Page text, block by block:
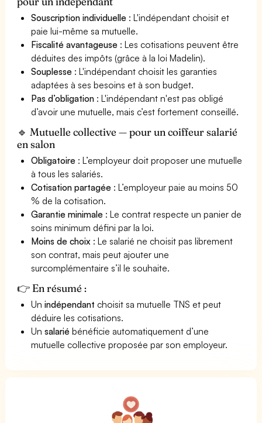
Souscription individuelle : L'indépendant choisit et
paie lui-même sa mutuelle.
Fiscalité avantageuse : Les cotisations peuvent être
déduites des impôts (grâce à la loi Madelin).
Souplesse : L'indépendant choisit les garanties
adaptées à ses besoins et à son budget.
Pas d’obligation : L'indépendant n'est pas obligé
d’avoir une mutuelle, mais c’est fortement conseillé.
🔹 Mutuelle collective — pour un coiffeur salarié
en salon
Obligatoire : L’employeur doit proposer une mutuelle
à tous les salariés.
Cotisation partagée : L’employeur paie au moins 50
% de la cotisation.
Garantie minimale : Le contrat respecte un panier de
soins minimum défini par la loi.
Moins de choix : Le salarié ne choisit pas librement
son contrat, mais peut ajouter une
surcomplémentaire s’il le souhaite.
👉 En résumé :
Unindépendant choisit sa mutuelle TNS et peut
déduire les cotisations.
Unsalarié bénéficie automatiquement d’une
mutuelle collective proposée par son employeur.